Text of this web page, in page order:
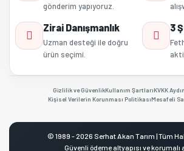
gönderim yapıyoruz.
Zirai Danışmanlık
Uzman desteği ile doğru
ürün seçimi.
3
Gizlilik ve GüvenlikKullanım ŞartlarıKVKK
Kişisel Verilerin Korunması PolitikasıMesafeli
© 1989 - 2026 Serhat Akan Tarım | Tüm
Güvenli ödeme altyapısı ve korumalı